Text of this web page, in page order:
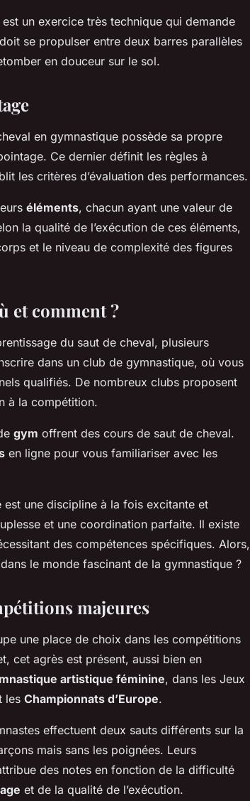
un exercice très technique qui demande
se propulser entre deux barres parallèles
en douceur sur le sol.
en gymnastique possède sa propre
Ce dernier définit les règles à
les critères d’évaluation des performances.
éléments, chacun ayant une valeur de
la qualité de l’exécution de ces éléments,
et le niveau de complexité des figures
et comment ?
du saut de cheval, plusieurs
dans un club de gymnastique, où vous
qualifiés. De nombreux clubs proposent
à la compétition.
gym offrent des cours de saut de cheval.
en ligne pour vous familiariser avec les
une discipline à la fois excitante et
et une coordination parfaite. Il existe
des compétences spécifiques. Alors,
le monde fascinant de la gymnastique ?
majeures
une place de choix dans les compétitions
cet agrès est présent, aussi bien en
artistique féminine, dans les Jeux
les Championnats d’Europe.
effectuent deux sauts différents sur la
mais sans les poignées. Leurs
des notes en fonction de la difficulté
et de la qualité de l’exécution.